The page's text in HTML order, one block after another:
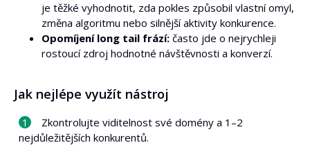
je těžké vyhodnotit, zda pokles způsobil vlastní omyl,
změna algoritmu nebo silnější aktivity konkurence.
Opomíjení long tail frází: často jde o nejrychleji
rostoucí zdroj hodnotné návštěvnosti a konverzí.
Jak nejlépe využít nástroj
Zkontrolujte viditelnost své domény a 1–2
nejdůležitějších konkurentů.